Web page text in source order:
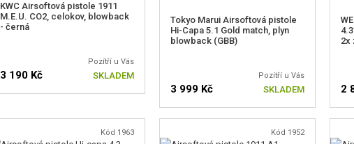
KWC Airsoftová pistole 1911
M.E.U. CO2, celokov, blowback
- černá
Pozítří u Vás
3 190 Kč SKLADEM
Tokyo Marui Airsoftová pistole
Hi-Capa 5.1 Gold match, plyn
blowback (GBB)
Pozítří u Vás
3 999 Kč SKLADEM
2x
2
Kód 1963 Kód 1952